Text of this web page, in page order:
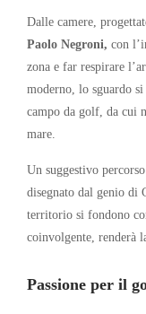
Dalle camere,
Paolo Negroni, con
zona e far respirare
moderno, lo sguardo
campo da golf, da cui
mare.
Un suggestivo
disegnato dal genio di
territorio si fondono
coinvolgente, renderà
Passione per il